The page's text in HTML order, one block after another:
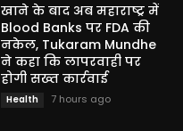
खाने के बाद अब महाराष्ट्र में
Blood Banks पर FDA की
नकेल, Tukaram Mundhe
ने कहा कि लापरवाही पर
होगी सख्त कार्रवाई
Health 7 hours ago